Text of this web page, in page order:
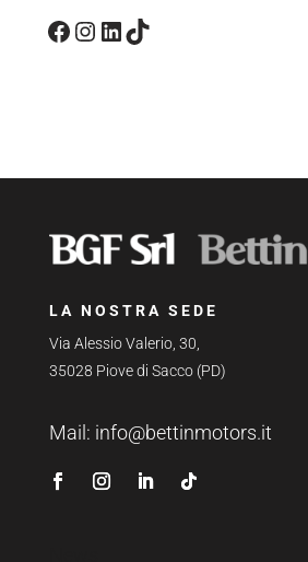
Facebook
Instagram
LinkedIn
TikTok
LA NOSTRA SEDE
Via Alessio Valerio, 30,
35028 Piove di Sacco (PD)
Mail: info@bettinmotors.it